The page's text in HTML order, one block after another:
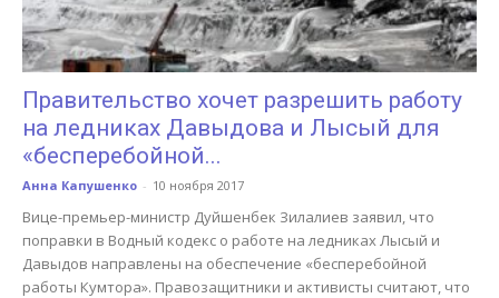
Правительство хочет разрешить работу
на ледниках Давыдова и Лысый для
«бесперебойной...
Анна Капушенко - 10 ноября 2017
Вице-премьер-министр Дуйшенбек Зилалиев заявил, что
поправки в Водный кодекс о работе на ледниках Лысый и
Давыдов направлены на обеспечение «бесперебойной
работы Кумтора». Правозащитники и активисты считают, что